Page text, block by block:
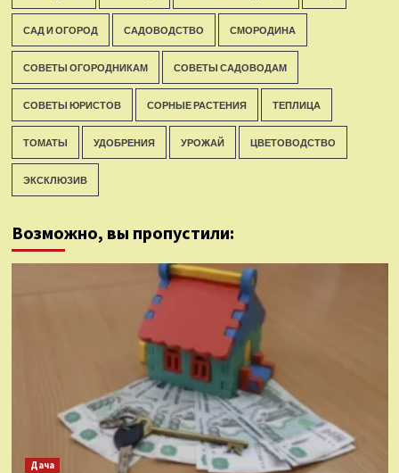
САД И ОГОРОД САДОВОДСТВО СМОРОДИНА
СОВЕТЫ ОГОРОДНИКАМ СОВЕТЫ САДОВОДАМ
СОВЕТЫ ЮРИСТОВ СОРНЫЕ РАСТЕНИЯ ТЕПЛИЦА
ТОМАТЫ УДОБРЕНИЯ УРОЖАЙ ЦВЕТОВОДСТВО
ЭКСКЛЮЗИВ
Возможно, вы пропустили:
Дача